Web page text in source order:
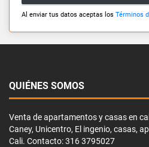
Al enviar tus datos aceptas los Términos
QUIÉNES SOMOS
Venta de apartamentos y casas en
Caney, Unicentro, El ingenio, casas,
Cali. Contacto: 316 3795027